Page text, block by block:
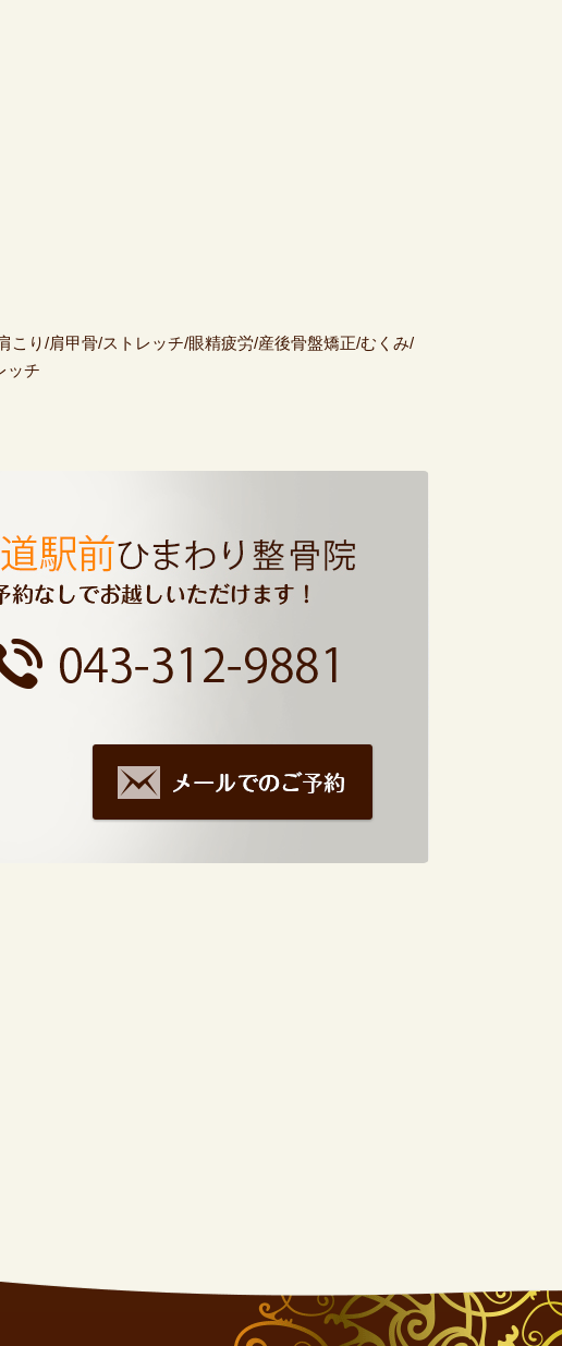
り/肩甲骨/ストレッチ/眼精疲労/産後骨盤矯正/むくみ/
ッチ